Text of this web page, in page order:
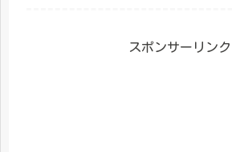
スポンサーリンク